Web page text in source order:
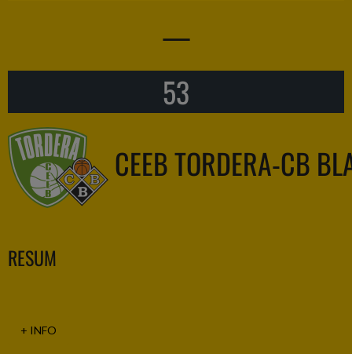
—
53
CEEB TORDERA-CB
RESUM
+ INFO